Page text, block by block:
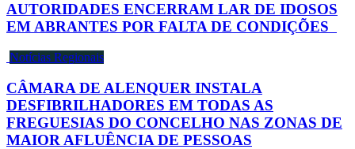
AUTORIDADES ENCERRAM LAR DE IDOSOS
EM ABRANTES POR FALTA DE CONDIÇÕES
Notícias Regionais
CÂMARA DE ALENQUER INSTALA
DESFIBRILHADORES EM TODAS AS
FREGUESIAS DO CONCELHO NAS ZONAS DE
MAIOR AFLUÊNCIA DE PESSOAS